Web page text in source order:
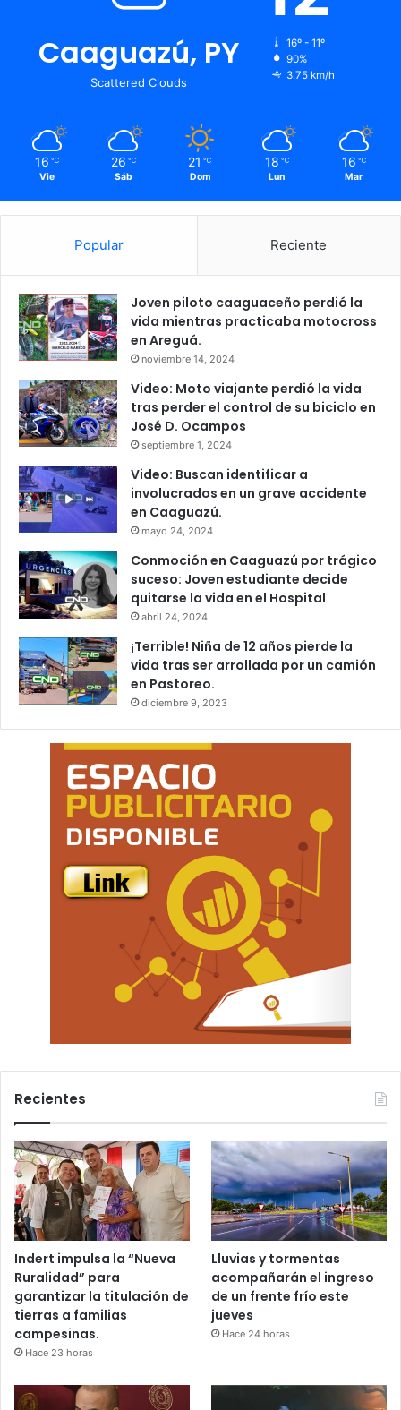
Caaguazú, PY
Scattered Clouds
16º - 11º
90%
3.75 km/h
16 ℃
Vie
26 ℃
Sáb
21 ℃
Dom
18 ℃
Lun
16 ℃
Mar
Popular Reciente
Joven piloto caaguaceño perdió la
vida mientras practicaba motocross
en Areguá.
noviembre 14, 2024
Video: Moto viajante perdió la vida
tras perder el control de su biciclo en
José D. Ocampos
septiembre 1, 2024
Video: Buscan identificar a
involucrados en un grave accidente
en Caaguazú.
mayo 24, 2024
Conmoción en Caaguazú por trágico
suceso: Joven estudiante decide
quitarse la vida en el Hospital
abril 24, 2024
¡Terrible! Niña de 12 años pierde la
vida tras ser arrollada por un camión
en Pastoreo.
diciembre 9, 2023
Recientes
Indert impulsa la “Nueva
Ruralidad” para
garantizar la titulación de
tierras a familias
campesinas.
Hace 23 horas
Lluvias y tormentas
acompañarán el ingreso
de un frente frío este
jueves
Hace 24 horas